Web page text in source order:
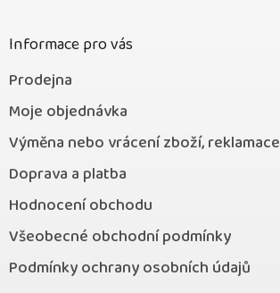
Informace pro vás
Prodejna
Moje objednávka
Výměna nebo vrácení zboží, reklamace
Doprava a platba
Hodnocení obchodu
Všeobecné obchodní podmínky
Podmínky ochrany osobních údajů